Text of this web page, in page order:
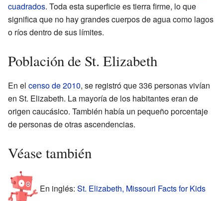
cuadrados. Toda esta superficie es tierra firme, lo que
significa que no hay grandes cuerpos de agua como lagos
o ríos dentro de sus límites.
Población de St. Elizabeth
En el censo de 2010, se registró que 336 personas vivían
en St. Elizabeth. La mayoría de los habitantes eran de
origen caucásico. También había un pequeño porcentaje
de personas de otras ascendencias.
Véase también
En inglés: St. Elizabeth, Missouri Facts for Kids